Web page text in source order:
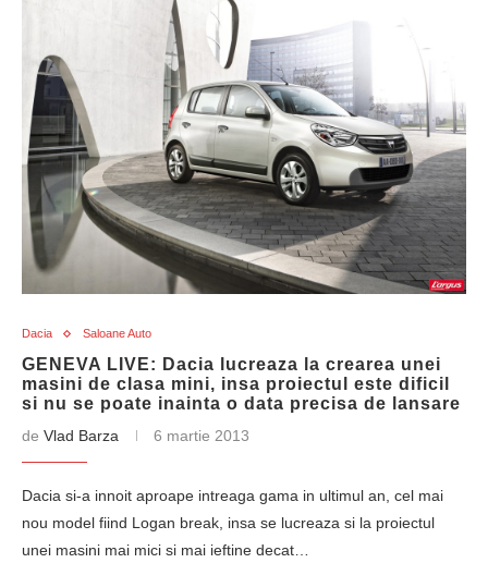
Dacia Saloane Auto
GENEVA LIVE: Dacia lucreaza la crearea unei
masini de clasa mini, insa proiectul este dificil
si nu se poate inainta o data precisa de lansare
de Vlad Barza 6 martie 2013
Dacia si-a innoit aproape intreaga gama in ultimul an, cel mai
nou model fiind Logan break, insa se lucreaza si la proiectul
unei masini mai mici si mai ieftine decat…